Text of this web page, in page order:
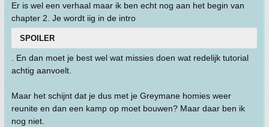
Er is wel een verhaal maar ik ben echt nog aan het begin van
chapter 2. Je wordt iig in de intro
SPOILER
. En dan moet je best wel wat missies doen wat redelijk tutorial
achtig aanvoelt.
Maar het schijnt dat je dus met je Greymane homies weer
reunite en dan een kamp op moet bouwen? Maar daar ben ik
nog niet.